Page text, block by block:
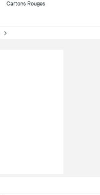
Cartons Rouges